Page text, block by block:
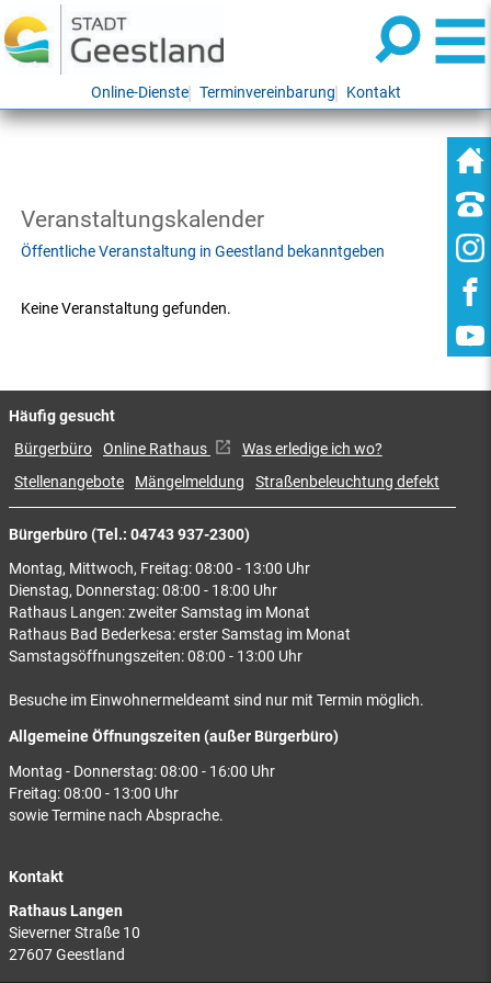
Online-Dienste Terminvereinbarung Kontakt
Veranstaltungskalender
Öffentliche Veranstaltung in Geestland bekanntgeben
Keine Veranstaltung gefunden.
Bürgerbüro (Tel.: 04743 937-2300)
Montag, Mittwoch, Freitag: 08:00 - 13:00 Uhr
Dienstag, Donnerstag: 08:00 - 18:00 Uhr
Rathaus Langen: zweiter Samstag im Monat
Rathaus Bad Bederkesa: erster Samstag im Monat
Samstagsöffnungszeiten: 08:00 - 13:00 Uhr
Besuche im Einwohnermeldeamt sind nur mit Termin möglich.
Allgemeine Öffnungszeiten (außer Bürgerbüro)
Montag - Donnerstag: 08:00 - 16:00 Uhr
Freitag: 08:00 - 13:00 Uhr
sowie Termine nach Absprache.
Kontakt
Rathaus Langen
Sieverner Straße 10
27607 Geestland
Häufig gesucht
Bürgerbüro Online Rathaus
Was erledige ich wo?
Stellenangebote
Mängelmeldung Straßenbeleuchtung defekt